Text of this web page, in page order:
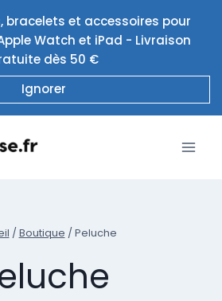
bracelets et accessoires pour
Watch et iPad - Livraison
dès 50 €
Ignorer
/ Boutique / Peluche